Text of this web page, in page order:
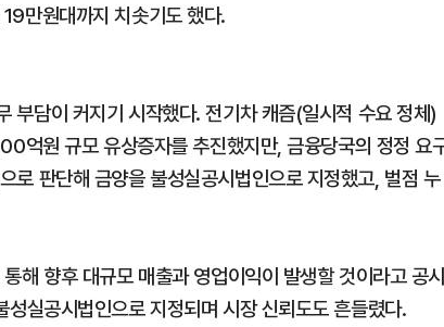
만원대까지 치솟기도 했다.
부담이 커지기 시작했다. 전기차 캐즘(일시적 수요 정체)
원 규모 유상증자를 추진했지만, 금융당국의 정정 요
로 판단해 금양을 불성실공시법인으로 지정했고, 벌점 누
해 향후 대규모 매출과 영업이익이 발생할 것이라고 공
실공시법인으로 지정되며 시장 신뢰도도 흔들렸다.